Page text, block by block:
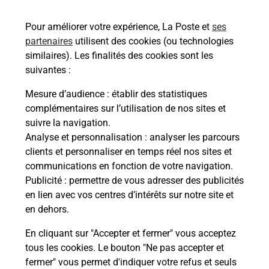
Pour améliorer votre expérience, La Poste et ses
partenaires utilisent des cookies (ou technologies
similaires). Les finalités des cookies sont les
suivantes :
Mesure d’audience : établir des statistiques
complémentaires sur l’utilisation de nos sites et
suivre la navigation.
Analyse et personnalisation : analyser les parcours
clients et personnaliser en temps réel nos sites et
communications en fonction de votre navigation.
Publicité : permettre de vous adresser des publicités
en lien avec vos centres d’intérêts sur notre site et
en dehors.
En cliquant sur "Accepter et fermer" vous acceptez
tous les cookies. Le bouton "Ne pas accepter et
fermer" vous permet d'indiquer votre refus et seuls
En savoir plus
Malin !
La Poste
en ligne
Ouvert 24h/24
En savoir plus